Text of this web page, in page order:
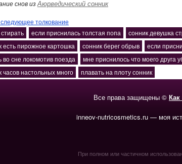
снов изАюрведический сонник
толкование
если приснилась толстая попа
сонник девушка
есть пирожное картошка
сонник берег обрыв
если
во сне локомотив поезда
мне приснилось что моего друга
часов настольных много
плавать на плоту сонник
Все права защищены ©
inneov-nutricosmetics.ru — моя
При полном или частичном